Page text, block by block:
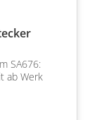
SA676:
ab Werk